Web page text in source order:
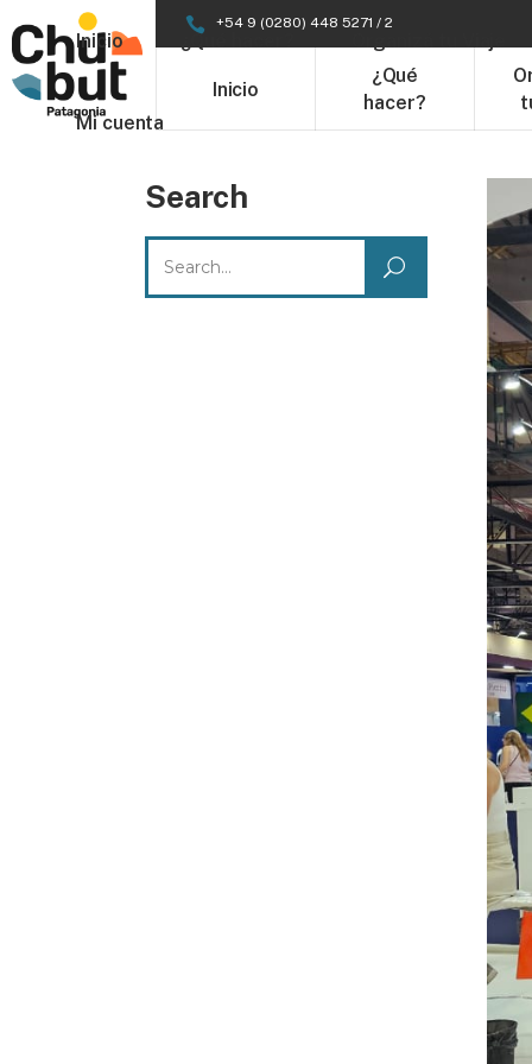
+54 9 (0280) 448 5271 / 2
Inicio
¿Qué
hacer?
Inicio ¿Qué hacer?
Mi cuenta
Search
for: